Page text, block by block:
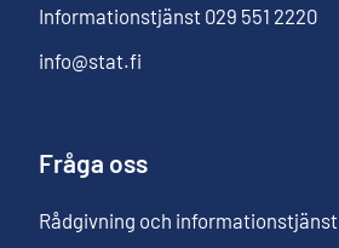
Informationstjänst 029 551 2220
info@stat.fi
Fråga oss
Rådgivning och informationstjänst